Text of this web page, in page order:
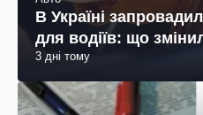
В Україні
для водіїв: що
3 дні тому